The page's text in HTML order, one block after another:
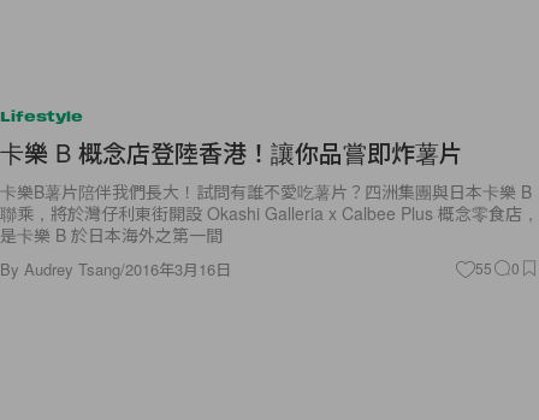
Lifestyle
卡樂 B 概念店登陸香港！讓你品嘗即炸薯片
卡樂B薯片陪伴我們長大！試問有誰不愛吃薯片？四洲集團與日本卡樂 B
聯乘，將於灣仔利東街開設 Okashi Galleria x Calbee Plus 概念零食店，
是卡樂 B 於日本海外之第一間
By Audrey Tsang/2016年3月16日 55 0